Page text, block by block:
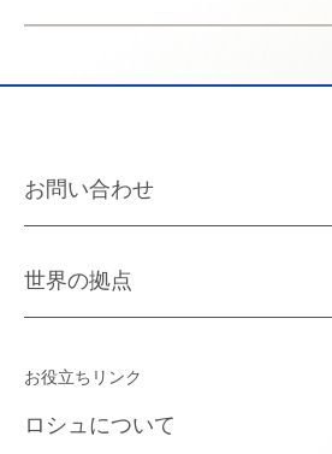
お問い合わせ
世界の拠点
お役立ちリンク
ロシュについて